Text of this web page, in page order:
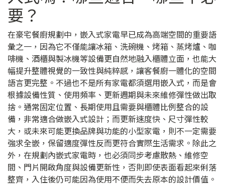
要？
在豪宅餐廚規劃中，嵌入式家電早已成為高端空間的重要語
彙之一，因為它不僅能讓冰箱、洗碗機、烤箱、蒸烤爐、咖
啡機、酒櫃與製冰機等設備更自然地融入櫃體立面，也能大
幅提升整體視覺的一致性與純粹感，讓客餐廚一體化的空間
語言更完整。不過也不是所有家電都須選用嵌入式，而是會
根據設備性質、使用頻率、更新週期與未來維修彈性做出取
捨。通常固定位置、長期使用且需要與櫃體比例整合的設
備，非常適合做嵌入式設計；而更新速度快、尺寸彈性較
大，或未來可能更換品牌與功能的小型家電，則不一定需要
強求全嵌，保留適度彈性反而更符合實際生活需求。除此之
外，在規劃內嵌式家電時，也必須同步考慮散熱、維修空
間、門片開啟角度與設備更新性，否則即使表面看起來俐落
整齊，入住後仍可能因為使用不便而失去原本的設計價值。